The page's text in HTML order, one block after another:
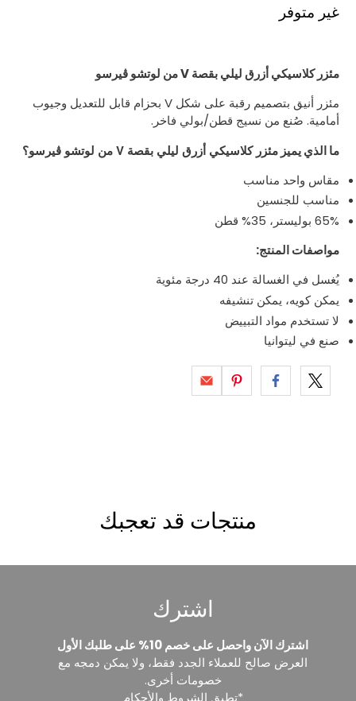
غير متوفر
مئزر كلاسيكي أزرق ليلي بقصة V من لوتشو ڤيرسو
مئزر أنيق بتصميم رقبة على شكل V بحزام قابل للتعديل وجيوب
أمامية. صُنع من نسيج قطن/بولي فاخر.
ما الذي يميزمئزر كلاسيكي أزرق ليلي بقصة V من لوتشو ڤيرسو؟
مقاس واحد مناسب
مناسب للجنسين
65% بوليستر، 35% قطن
مواصفات المنتج:
يُغسل في الغسالة عند 40 درجة مئوية
يمكن كويه، يمكن تنشيفه
لا تستخدم مواد التبييض
صنع في ليتوانيا
منتجات قد تعجبك
اشترك
اشترك الآن واحصل على خصم 10% على طلبك الأول
العرض صالح للعملاء الجدد فقط، ولا يمكن دمجه مع
خصومات أخرى.
*تطبق الشروط والأحكام